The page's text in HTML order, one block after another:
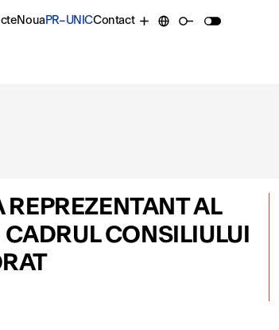
NouaPR–UNICContact
REPREZENTANT AL
CONSILIULUI